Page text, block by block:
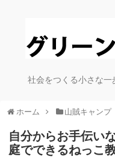
社会をつくる小さな
ホーム 山賊キャンプ
自分からお手伝い
庭でできるねっこ